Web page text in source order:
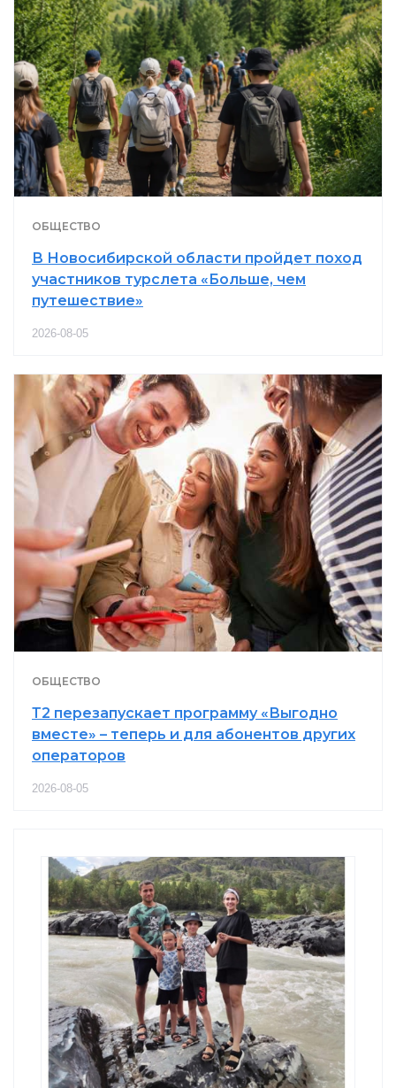
ОБЩЕСТВО
В Новосибирской области пройдет поход
участников турслета «Больше, чем
путешествие»
2026-08-05
ОБЩЕСТВО
Т2 перезапускает программу «Выгодно
вместе» – теперь и для абонентов других
операторов
2026-08-05